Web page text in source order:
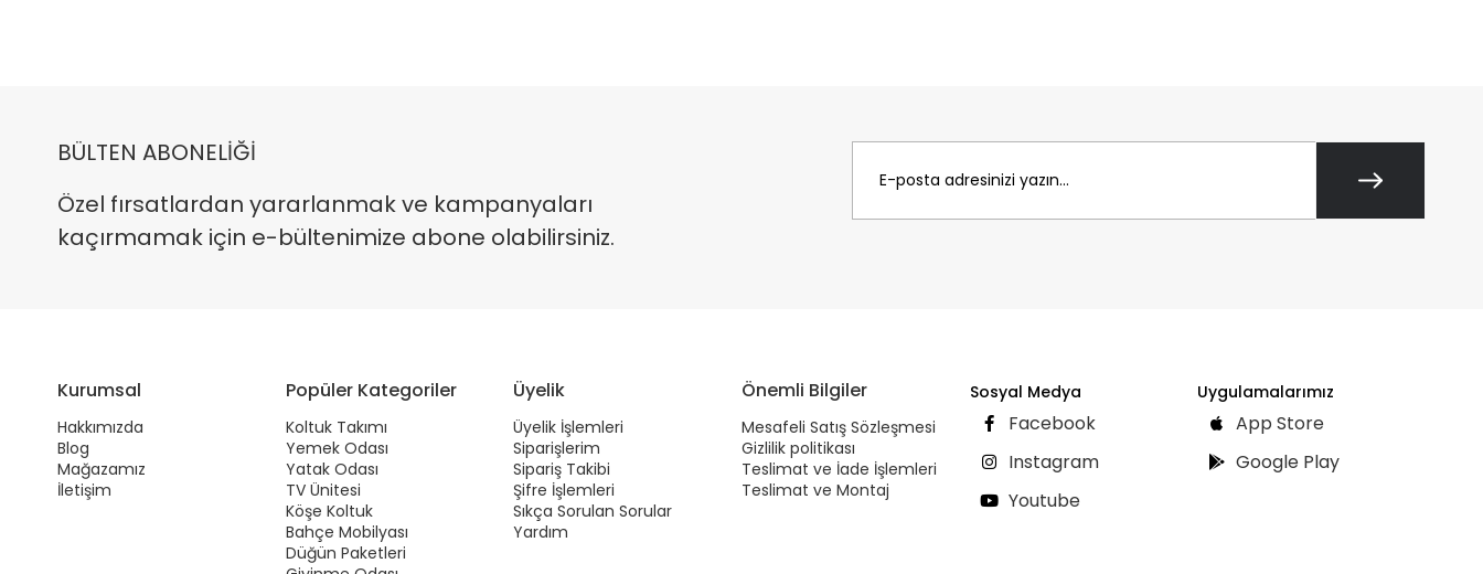
BÜLTEN ABONELİĞİ
Özel fırsatlardan yararlanmak ve kampanyaları
kaçırmamak için e-bültenimize abone olabilirsiniz.
Kurumsal
Hakkımızda
Blog
Mağazamız
İletişim
Popüler Kategoriler
Koltuk Takımı
Yemek Odası
Yatak Odası
TV Ünitesi
Köşe Koltuk
Bahçe Mobilyası
Düğün Paketleri
Üyelik
Üyelik İşlemleri
Siparişlerim
Sipariş Takibi
Şifre İşlemleri
Sıkça Sorulan Sorular
Yardım
Önemli Bilgiler
Mesafeli Satış Sözleşmesi
Gizlilik politikası
Teslimat ve İade İşlemleri
Teslimat ve Montaj
Sosyal Medya
Facebook
Instagram
Youtube
Uygulamalarımız
App Store
Google Play